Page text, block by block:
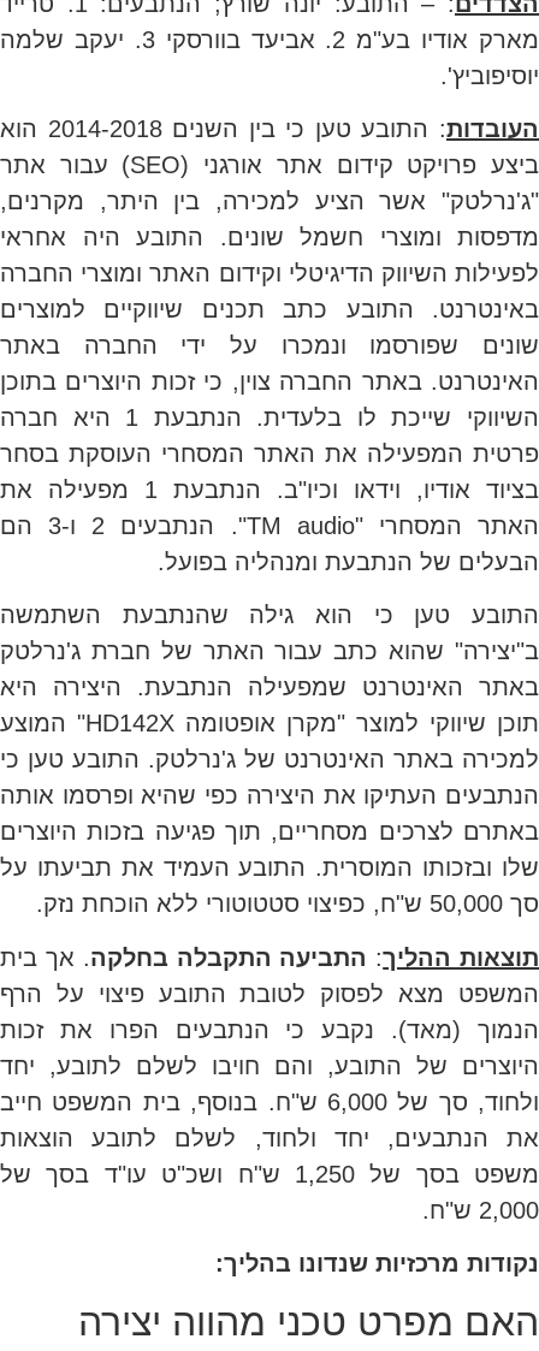
מארק אודיו בע"מ 2. אביעד בוורסקי 3. יעקב שלמה
יוסיפוביץ'.
העובדות
: התובע טען כי בין השנים 2014-2018 הוא
ביצע פרויקט קידום אתר אורגני (SEO) עבור אתר
"ג'נרלטק" אשר הציע למכירה, בין היתר, מקרנים,
מדפסות ומוצרי חשמל שונים. התובע היה אחראי
לפעילות השיווק הדיגיטלי וקידום האתר ומוצרי החברה
באינטרנט. התובע כתב תכנים שיווקיים למוצרים
שונים שפורסמו ונמכרו על ידי החברה באתר
האינטרנט. באתר החברה צוין, כי זכות היוצרים בתוכן
השיווקי שייכת לו בלעדית. הנתבעת 1 היא חברה
פרטית המפעילה את האתר המסחרי העוסקת בסחר
בציוד אודיו, וידאו וכיו"ב. הנתבעת 1 מפעילה את
האתר המסחרי "TM audio". הנתבעים 2 ו-3 הם
הבעלים של הנתבעת ומנהליה בפועל.
התובע טען כי הוא גילה שהנתבעת השתמשה
ב"יצירה" שהוא כתב עבור האתר של חברת ג'נרלטק
באתר האינטרנט שמפעילה הנתבעת. היצירה היא
תוכן שיווקי למוצר "מקרן אופטומה HD142X" המוצע
למכירה באתר האינטרנט של ג'נרלטק. התובע טען כי
הנתבעים העתיקו את היצירה כפי שהיא ופרסמו אותה
באתרם לצרכים מסחריים, תוך פגיעה בזכות היוצרים
שלו ובזכותו המוסרית. התובע העמיד את תביעתו על
סך 50,000 ש"ח, כפיצוי סטטוטורי ללא הוכחת נזק.
תוצאות ההליך: התביעה התקבלה בחלקה. אך בית
המשפט מצא לפסוק לטובת התובע פיצוי על הרף
הנמוך (מאד). נקבע כי הנתבעים הפרו את זכות
היוצרים של התובע, והם חויבו לשלם לתובע, יחד
ולחוד, סך של 6,000 ש"ח. בנוסף, בית המשפט חייב
את הנתבעים, יחד ולחוד, לשלם לתובע הוצאות
משפט בסך של 1,250 ש"ח ושכ"ט עו"ד בסך של
2,000 ש"ח.
נקודות מרכזיות שנדונו בהליך:
האם מפרט טכני מהווה יצירה